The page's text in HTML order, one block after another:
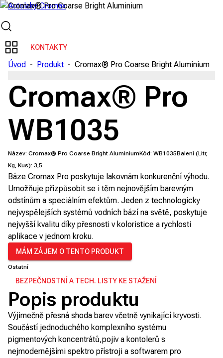
KONTAKTY
Úvod - Produkt - Cromax® Pro Coarse Bright Aluminium
Cromax® Pro
WB1035
Název: Cromax® Pro Coarse Bright AluminiumKód: WB1035Balení (Litr,
Kg, Kus): 3,5
Báze Cromax Pro poskytuje lakovnám konkurenční výhodu.
Umožňuje přizpůsobit se i těm nejnovějším barevným
odstínům a speciálním efektům. Jeden z technologicky
nejvyspělejších systémů vodních bází na světě, poskytuje
nejvyšší kvalitu díky přesnosti v koloristice a rychlosti
aplikace v jednom kroku.
MÁM ZÁJEM O TENTO PRODUKT
Ostatní
BEZPEČNOSTNÍ A TECH. LISTY KE STAŽENÍ
Popis produktu
Výjimečně přesná shoda barev včetně vynikající kryvosti.
Součástí jednoduchého komplexního systému
pigmentových koncentrátů,pojiv a kontolerů s
nejmodernějšími spektro přístroji a softwarem pro